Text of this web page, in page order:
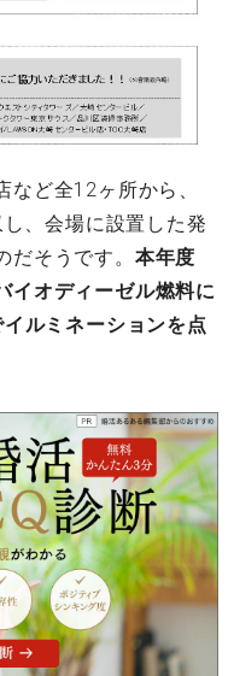
ど全12ヶ所から、
、会場に設置した発
そうです。 本年度
イオディーゼル燃料に
ルミネーションを点